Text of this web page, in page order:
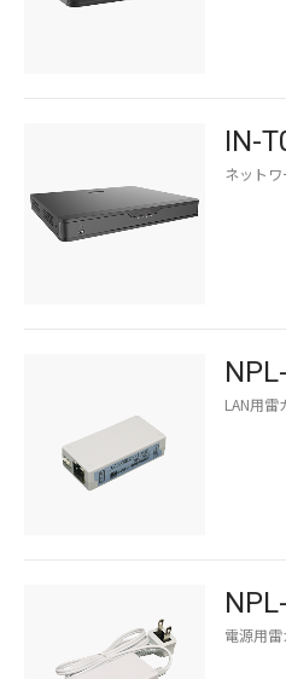
IN-
ネット
LAN用雷
電源用雷